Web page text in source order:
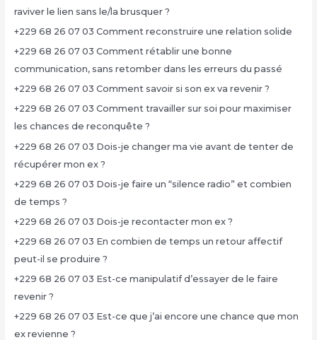
raviver le lien sans le/la brusquer ?
+229 68 26 07 03 Comment reconstruire une relation solide
+229 68 26 07 03 Comment rétablir une bonne
communication, sans retomber dans les erreurs du passé
+229 68 26 07 03 Comment savoir si son ex va revenir ?
+229 68 26 07 03 Comment travailler sur soi pour maximiser
les chances de reconquête ?
+229 68 26 07 03 Dois-je changer ma vie avant de tenter de
récupérer mon ex ?
+229 68 26 07 03 Dois-je faire un “silence radio” et combien
de temps ?
+229 68 26 07 03 Dois-je recontacter mon ex ?
+229 68 26 07 03 En combien de temps un retour affectif
peut-il se produire ?
+229 68 26 07 03 Est-ce manipulatif d’essayer de le faire
revenir ?
+229 68 26 07 03 Est-ce que j’ai encore une chance que mon
ex revienne ?